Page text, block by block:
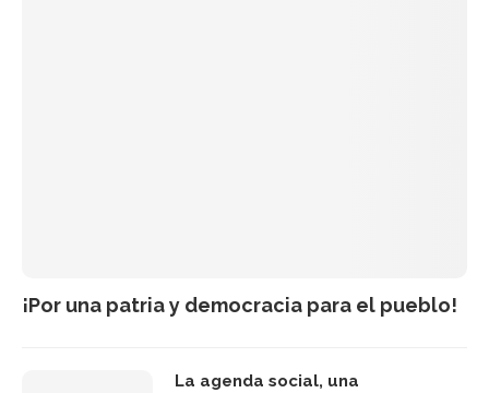
¡Por una patria y democracia para el pueblo!
La agenda social, una